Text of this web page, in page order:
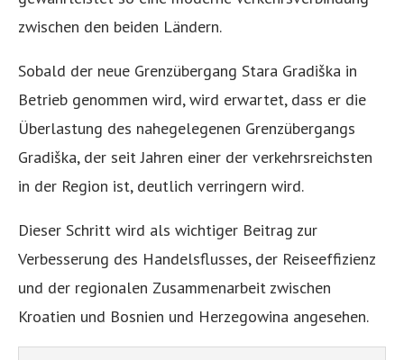
zwischen den beiden Ländern.
Sobald der neue Grenzübergang Stara Gradiška in
Betrieb genommen wird, wird erwartet, dass er die
Überlastung des nahegelegenen Grenzübergangs
Gradiška, der seit Jahren einer der verkehrsreichsten
in der Region ist, deutlich verringern wird.
Dieser Schritt wird als wichtiger Beitrag zur
Verbesserung des Handelsflusses, der Reiseeffizienz
und der regionalen Zusammenarbeit zwischen
Kroatien und Bosnien und Herzegowina angesehen.